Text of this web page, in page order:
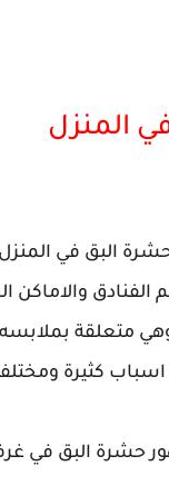
المنزل
البق في
والاماكن
متعلقة
كثيرة
البق في غرفة